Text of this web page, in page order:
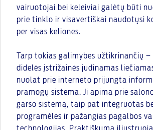
vairuotojai bei keleiviai galėtų būti
prie tinklo ir visavertiškai naudotųsi
per visas keliones.
Tarp tokias galimybes užtikrinančių –
didelės įstrižainės judinamas
nuolat prie interneto prijungta
pramogų sistema. Ji apima prie
garso sistemą, taip pat integruotas
programėles ir pažangias pagalbos